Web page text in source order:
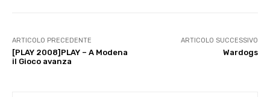
ARTICOLO PRECEDENTE
[PLAY 2008]PLAY – A Modena
il Gioco avanza
ARTICOLO SUCCESSIVO
Wardogs